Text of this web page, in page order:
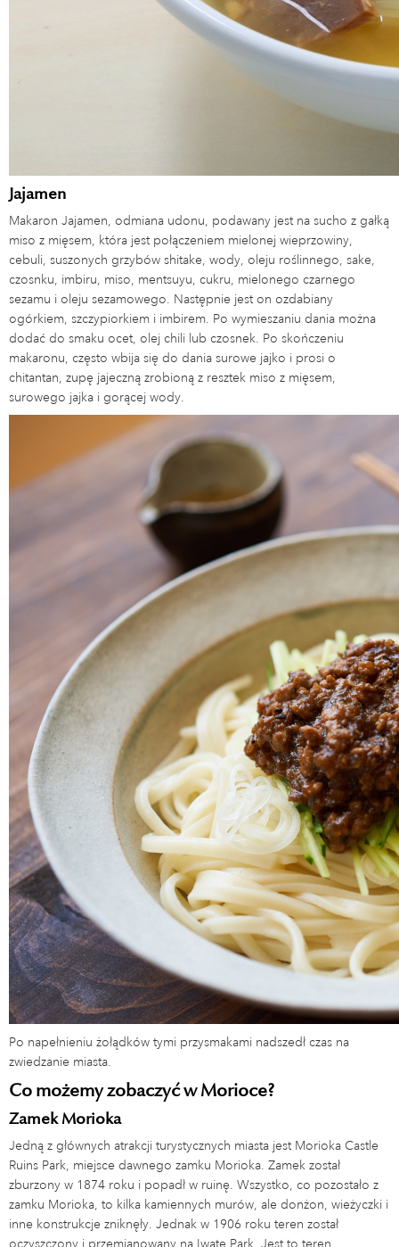
Jajamen
Makaron Jajamen, odmiana udonu, podawany jest na sucho z gałką
miso z mięsem, która jest połączeniem mielonej wieprzowiny,
cebuli, suszonych grzybów shitake, wody, oleju roślinnego, sake,
czosnku, imbiru, miso, mentsuyu, cukru, mielonego czarnego
sezamu i oleju sezamowego. Następnie jest on ozdabiany
ogórkiem, szczypiorkiem i imbirem. Po wymieszaniu dania można
dodać do smaku ocet, olej chili lub czosnek. Po skończeniu
makaronu, często wbija się do dania surowe jajko i prosi o
chitantan, zupę jajeczną zrobioną z resztek miso z mięsem,
surowego jajka i gorącej wody.
Po napełnieniu żołądków tymi przysmakami nadszedł czas na
zwiedzanie miasta.
Co możemy zobaczyć w Morioce?
Zamek Morioka
Jedną z głównych atrakcji turystycznych miasta jest Morioka Castle
Ruins Park, miejsce dawnego zamku Morioka. Zamek został
zburzony w 1874 roku i popadł w ruinę. Wszystko, co pozostało z
zamku Morioka, to kilka kamiennych murów, ale donżon, wieżyczki i
inne konstrukcje zniknęły. Jednak w 1906 roku teren został
oczyszczony i przemianowany na Iwate Park. Jest to teren